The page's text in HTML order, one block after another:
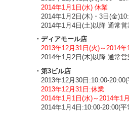
2014年1月1日(水) 休業
木)・3日(金)10:00～
日(土)以降 通常営
・ディアモール店
2013年12月31日(火)～2014
日(木)以降 通常営
・第3ビル店
日:10:00-20:00(平常
2013年12月31日:休業
(水)～2014年1月3日(
:10:00-20:00(平常